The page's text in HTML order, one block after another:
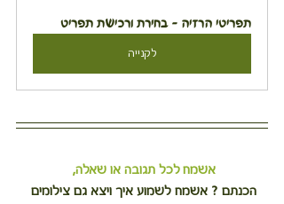
תפריטי הרזיה - בחירת ורכישת תפריט
לקנייה
אשמח לכל תגובה או שאלה,
הכנתם ? אשמח לשמוע איך ויצא גם צילומים